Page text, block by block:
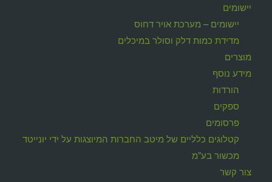
יישומים
יישומים – מערכת אויר דחוס
מדידת כמות דלק וסולר במיכלים
מוצרים
מידע נוסף
הורדות
ספקים
פרסומים
קטלוגים כלליים של מיטב החברות המיוצגות על ידי יונייטד
מכשור בע"מ
צור קשר